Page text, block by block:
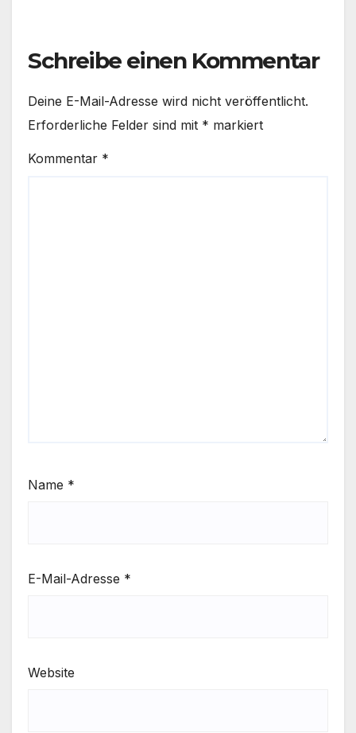
Schreibe einen Kommentar
Deine E-Mail-Adresse wird nicht veröffentlicht.
Erforderliche Felder sind mit * markiert
Kommentar *
Name *
E-Mail-Adresse *
Website